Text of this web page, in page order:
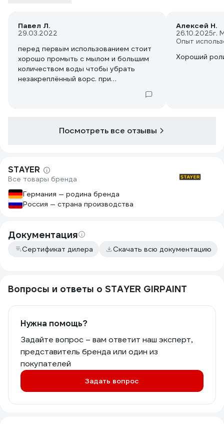
Павел Л.
29.03.2022
перед первым использованием стоит
хорошо промыть с мылом и большим
количеством воды чтобы убрать
незакреплённый ворс. при
Алексей Н.
26.10.2025г.
Опыт
Хороший
Посмотреть все отзывы
STAYER
Все товары бренда
Германия — родина бренда
Россия — страна производства
Документация
Сертификат дилера Скачать всю документацию
Вопросы и ответы о STAYER GIRPAINT
Нужна помощь?
Задайте вопрос – вам ответит наш эксперт,
представитель бренда или один из
покупателей
Задать вопрос